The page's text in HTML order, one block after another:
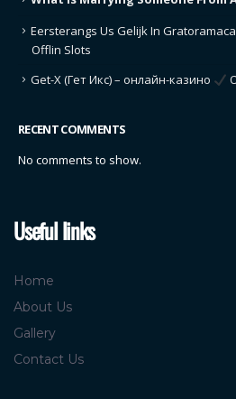
Eersterangs Us Gelijk In
Useful links
Home
About Us
Gallery